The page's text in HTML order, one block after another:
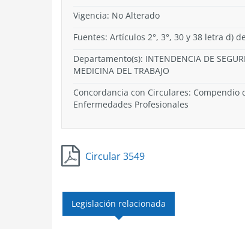
Vigencia: No Alterado
Fuentes: Artículos 2°, 3°, 30 y 38 letra d)
Departamento(s): INTENDENCIA DE
MEDICINA DEL TRABAJO
Concordancia con Circulares:
Enfermedades Profesionales
Circular 3549
Legislación relacionada